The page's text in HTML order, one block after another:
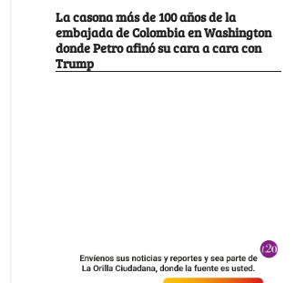
La casona más de 100 años de la
embajada de Colombia en Washington
donde Petro afinó su cara a cara con
Trump